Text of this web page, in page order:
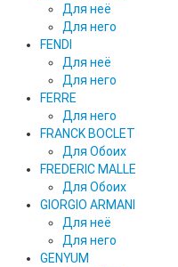
Для неё
Для него
FENDI
Для неё
Для него
FERRE
Для него
FRANCK BOCLET
Для Обоих
FREDERIC MALLE
Для Обоих
GIORGIO ARMANI
Для неё
Для него
GENYUM